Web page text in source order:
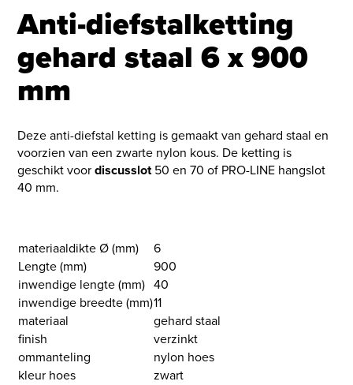
Anti-diefstalketting
gehard staal 6 x 900
mm
Deze anti-diefstal ketting is gemaakt van gehard staal en
voorzien van een zwarte nylon kous. De ketting is
geschikt voordiscusslot50 en 70 of PRO-LINE hangslot
40 mm.
materiaaldikte Ø (mm)
6
Lengte (mm)
900
inwendige lengte (mm) 40
inwendige breedte (mm)11
materiaal
gehard staal
finish
verzinkt
ommanteling
nylon hoes
kleur hoes
zwart